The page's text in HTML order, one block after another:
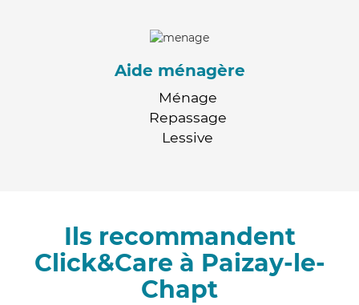
Aide ménagère
Ménage
Repassage
Lessive
Ils recommandent
Click&Care à Paizay-le-
Chapt